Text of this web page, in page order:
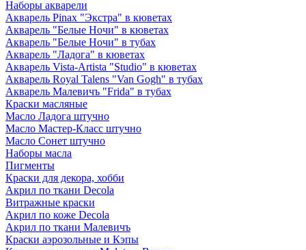
Наборы акварели
Акварель Pinax "Экстра" в кюветах
Акварель "Белые Ночи" в кюветах
Акварель "Белые Ночи" в тубах
Акварель "Ладога" в кюветах
Акварель Vista-Artista "Studio" в кюветах
Акварель Royal Talens "Van Gogh" в тубах
Акварель Малевичъ "Frida" в тубах
Краски масляные
Масло Ладога штучно
Масло Мастер-Класс штучно
Масло Сонет штучно
Наборы масла
Пигменты
Краски для декора, хобби
Акрил по ткани Decola
Витражные краски
Акрил по коже Decola
Акрил по ткани Малевичъ
Краски аэрозольные и Кэпы